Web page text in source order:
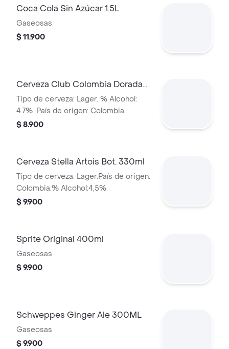
Coca Cola Sin Azúcar 1.5L
Gaseosas
$ 11.900
Cerveza Club Colombia Dorada
Lta 330ml
Tipo de cerveza: Lager. % Alcohol:
4.7%. País de origen: Colombia
$ 8.900
Cerveza Stella Artois Bot. 330ml
Tipo de cerveza: Lager.País de origen:
Colombia.% Alcohol:4,5%
$ 9.900
Sprite Original 400ml
Gaseosas
$ 9.900
Schweppes Ginger Ale 300ML
Gaseosas
$ 9.900